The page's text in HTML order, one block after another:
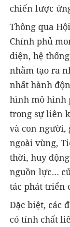
chiến lược
Thông qua
Chính phủ
diện, hệ
nhằm tạo ra
nhất hành
hình mô hình
trong sự liên
và con người,
ngoài vùng,
thời, huy
nguồn lực…
tác phát triển
Đặc biệt, các
có tính chất